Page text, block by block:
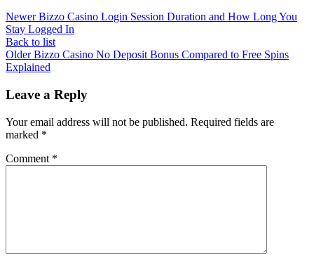
Newer Bizzo Casino Login Session Duration and How Long You
Stay Logged In
Back to list
Older Bizzo Casino No Deposit Bonus Compared to Free Spins
Explained
Leave a Reply
Your email address will not be published. Required fields are
marked *
Comment *